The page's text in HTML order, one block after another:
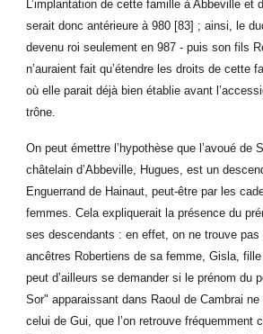
L’implantation de cette famille à Abbeville et
serait donc antérieure à 980 [83] ; ainsi, le
devenu roi seulement en 987 - puis son fils
n’auraient fait qu’étendre les droits de cette
où elle parait déjà bien établie avant
trône.
On peut émettre l’hypothèse que l’avoué de
châtelain d’Abbeville, Hugues, est un
Enguerrand de Hainaut, peut-être par les
femmes. Cela expliquerait la présence du
ses descendants : en effet, on ne trouve
ancêtres Robertiens de sa femme, Gisla, fille
peut d’ailleurs se demander si le prénom du
Sor" apparaissant dans Raoul de Cambrai
celui de Gui, que l’on retrouve fréquemment